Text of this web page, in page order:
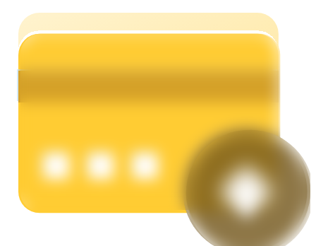
Power Piggy
Gana recompensas competitivas diariamente